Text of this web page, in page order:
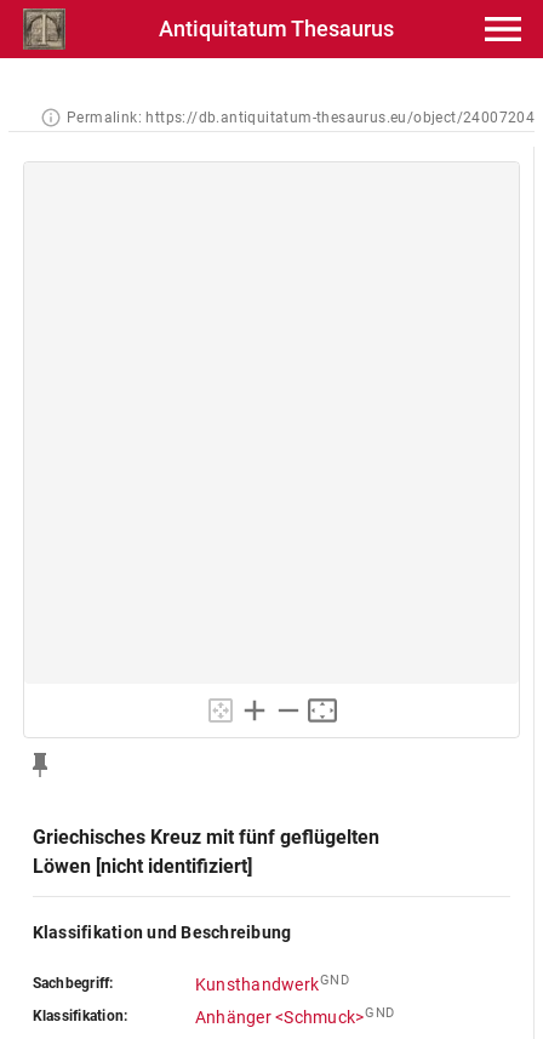
Antiquitatum Thesaurus
Permalink: https://db.antiquitatum-thesaurus.eu/object/24007204
Griechisches Kreuz mit fünf geflügelten
Löwen [nicht identifiziert]
Klassifikation und Beschreibung
Sachbegriff: KunsthandwerkGND
Klassifikation: Anhänger <Schmuck>GND